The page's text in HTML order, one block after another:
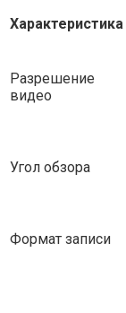
Характеристика
Разрешение
видео
Угол обзора
Формат записи